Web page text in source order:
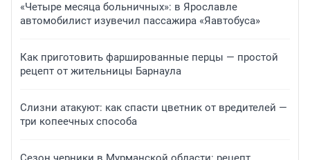
«Четыре месяца больничных»: в Ярославле
автомобилист изувечил пассажира «Яавтобуса»
Как приготовить фаршированные перцы — простой
рецепт от жительницы Барнаула
Слизни атакуют: как спасти цветник от вредителей —
три копеечных способа